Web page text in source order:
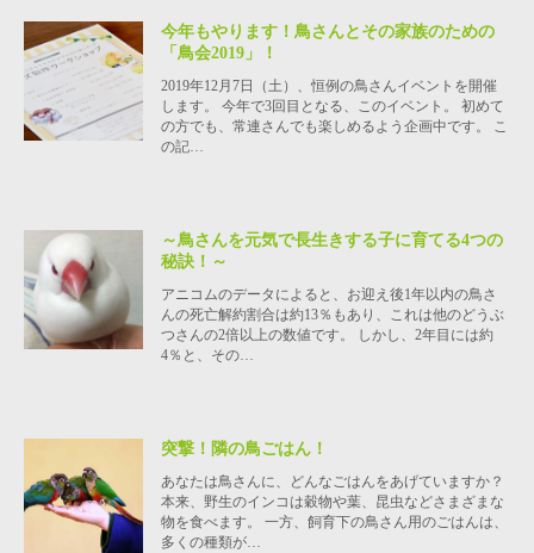
今年もやります！鳥さんとその家族のための
「鳥会2019」！
2019年12月7日（土）、恒例の鳥さんイベントを開催
します。 今年で3回目となる、このイベント。 初めて
の方でも、常連さんでも楽しめるよう企画中です。 こ
の記…
～鳥さんを元気で長生きする子に育てる4つの
秘訣！～
アニコムのデータによると、お迎え後1年以内の鳥さ
んの死亡解約割合は約13％もあり、これは他のどうぶ
つさんの2倍以上の数値です。 しかし、2年目には約
4％と、その…
突撃！隣の鳥ごはん！
あなたは鳥さんに、どんなごはんをあげていますか？
本来、野生のインコは穀物や葉、昆虫などさまざまな
物を食べます。 一方、飼育下の鳥さん用のごはんは、
多くの種類が…